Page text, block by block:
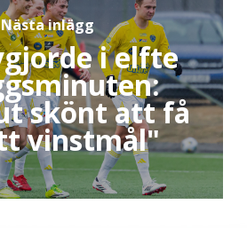
Nästa inlägg
i elfte
skönt att få
vinstmål"